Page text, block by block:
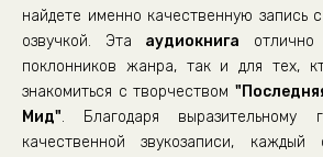
Глава 16. Часть 1.
Глава 16. Часть 2.
Глава 18.
найдете именно качественную запись
озвучкой. Эта аудиокнига отлично
поклонников жанра, так и для тех,
знакомиться с творчеством
Мид". Благодаря выразительному
качественной звукозаписи, каждый